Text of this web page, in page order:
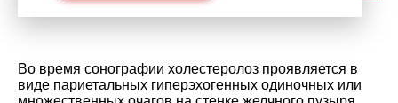
Во время сонографии холестеролоз проявляется в
виде париетальных гиперэхогенных одиночных или